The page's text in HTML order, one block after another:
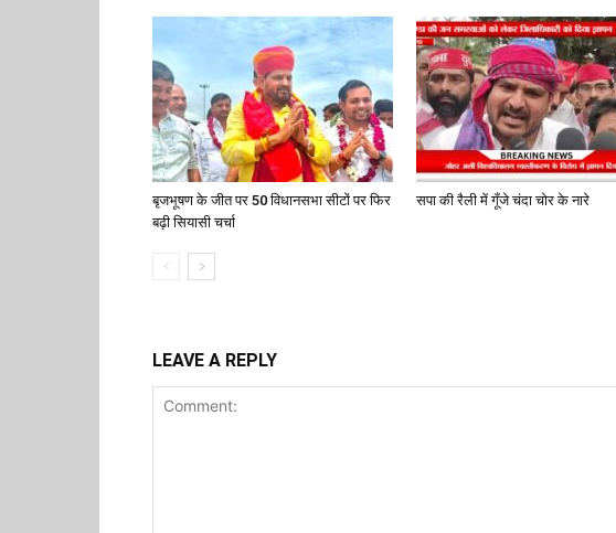
बृजभूषण के जीत पर 50 विधानसभा सीटों पर फिर
बढ़ी सियासी चर्चा
सपा की रैली में गूँजे चंदा चोर के नारे
LEAVE A REPLY